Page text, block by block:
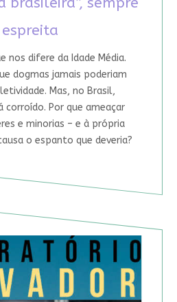
nos difere da Idade Média.
dogmas jamais poderiam
Mas, no Brasil,
Por que ameaçar
e minorias – e à própria
o espanto que deveria?